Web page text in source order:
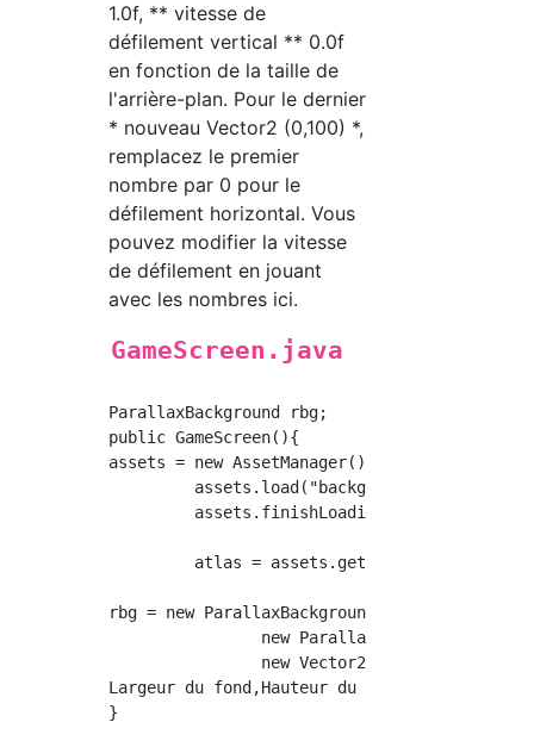
1.0f, ** vitesse de
défilement vertical ** 0.0f
en fonction de la taille de
l'arrière-plan. Pour le dernier
* nouveau Vector2 (0,100) *,
remplacez le premier
nombre par 0 pour le
défilement horizontal. Vous
pouvez modifier la vitesse
de défilement en jouant
avec les nombres ici.
GameScreen.java
ParallaxBackground rbg;
public GameScreen(){
assets = new AssetManager();
assets.load("background.pack",
         assets.finishLoading();
atlas =
rbg = new ParallaxBackground(new
new
new Vector2(Vitesse de
Largeur du fond,Hauteur du fond, new
}